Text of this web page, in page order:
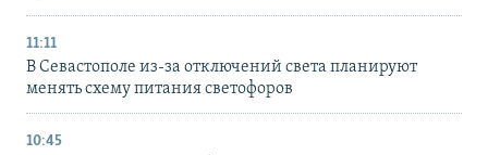
11:11
В Севастополе из-за отключений света планируют
менять схему питания светофоров
10:45